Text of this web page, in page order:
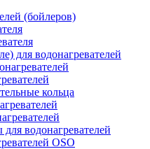
(бойлеров)
для водонагревателей
кольца
водонагревателей
OSO